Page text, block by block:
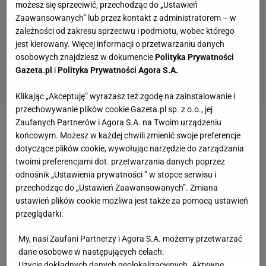
Obie drużyny podchodziły do tego meczu w zupełnie
różnej sytuacji wLidze Europy.Legia Warszawa
najpierw pokonała na wyjeździe Spartaka Moskwa
1:0, a następnie w takim samym stosunku ograła u
siebie Leicester City, dzięki czemu prowadziła w
tabeli grupy C. Napoli z kolei zdobyło zaledwie jeden
punkt, remisując w Leicester 2:2, a następnie
przegrywając u siebie ze Spartakiem 2:3. Nic w tym
możesz się sprzeciwić, przechodząc do „Ustawień
Zaawansowanych” lub przez kontakt z administratorem – w
zależności od zakresu sprzeciwu i podmiotu, wobec którego
jest kierowany. Więcej informacji o przetwarzaniu danych
osobowych znajdziesz w dokumenciePolityka Prywatności
Gazeta.pl iPolityka Prywatności Agora S.A.
Klikając „Akceptuję” wyrażasz też zgodę na zainstalowanie i
przechowywanie plików cookie Gazeta.pl sp. z o.o., jej
Zaufanych Partnerów i Agora S.A. na Twoim urządzeniu
końcowym. Możesz w każdej chwili zmienić swoje preferencje
dotyczące plików cookie, wywołując narzędzie do zarządzania
twoimi preferencjami dot. przetwarzania danych poprzez
odnośnik „Ustawienia prywatności ” w stopce serwisu i
przechodząc do „Ustawień Zaawansowanych”. Zmiana
ustawień plików cookie możliwa jest także za pomocą ustawień
przeglądarki.
My, nasi Zaufani Partnerzy i Agora S.A. możemy przetwarzać
dane osobowe w następujących celach: